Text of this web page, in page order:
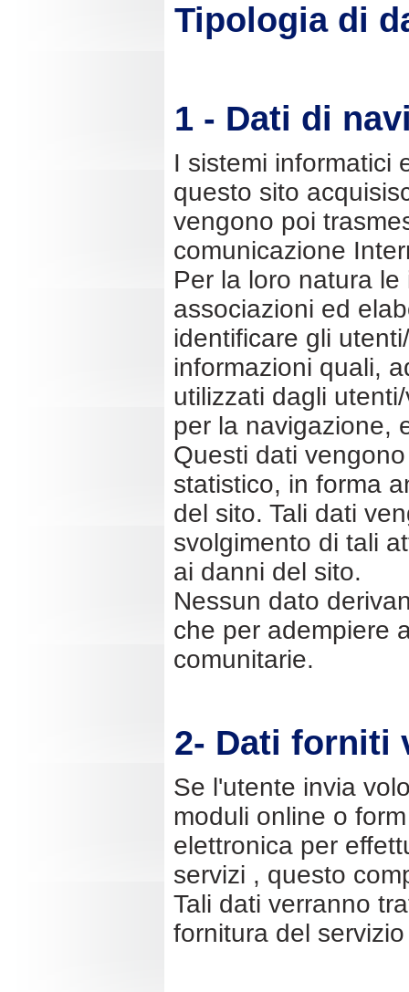
Tipologia di
1 - Dati di
I sistemi informatici
questo sito
vengono poi
comunicazione
Per la loro natura
associazioni ed
identificare gli
informazioni quali,
utilizzati dagli
per la navigazione,
Questi dati
statistico, in forma
del sito. Tali dati
svolgimento di tali
ai danni del sito.
Nessun dato
che per adempiere
comunitarie.
2- Dati forniti
Se l'utente invia
moduli online o
elettronica per
servizi , questo
Tali dati verranno
fornitura del